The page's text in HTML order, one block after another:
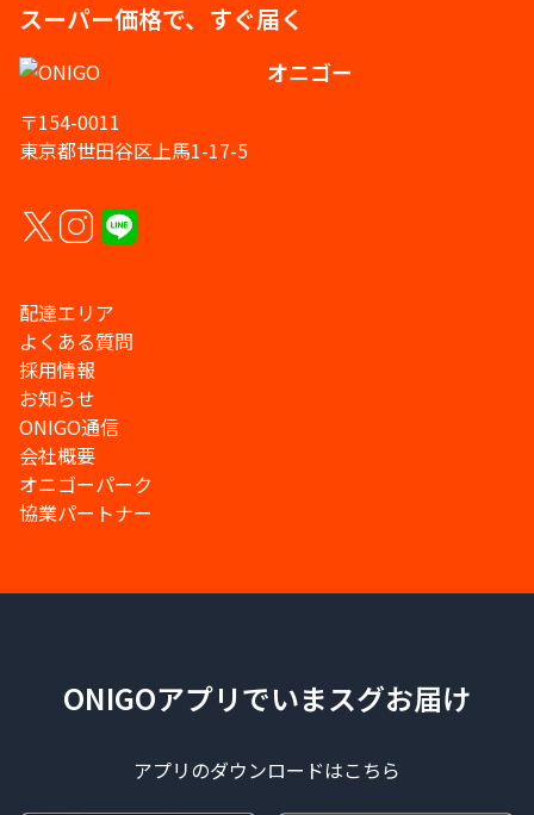
スーパー価格で、すぐ届く
オニゴー
〒154-0011
東京都世田谷区上馬1-17-5
配達エリア
よくある質問
採用情報
お知らせ
ONIGO通信
会社概要
オニゴーパーク
協業パートナー
ONIGOアプリでいまスグお届け
アプリのダウンロードはこちら